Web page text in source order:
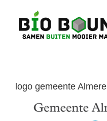
inhoud
logo gemeente Almere